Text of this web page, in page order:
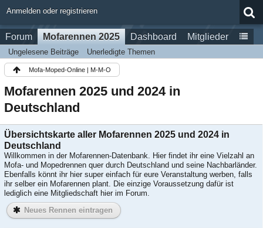
Anmelden oder registrieren
Forum Mofarennen 2025 Dashboard Mitglieder
Ungelesene Beiträge Unerledigte Themen
Mofa-Moped-Online | M-M-O
Mofarennen 2025 und 2024 in
Deutschland
Übersichtskarte aller Mofarennen 2025 und 2024 in
Deutschland
Willkommen in der Mofarennen-Datenbank. Hier findet ihr eine Vielzahl an
Mofa- und Mopedrennen quer durch Deutschland und seine Nachbarländer.
Ebenfalls könnt ihr hier super einfach für eure Veranstaltung werben, falls
ihr selber ein Mofarennen plant. Die einzige Voraussetzung dafür ist
lediglich eine Mitgliedschaft hier im Forum.
Neues Rennen eintragen